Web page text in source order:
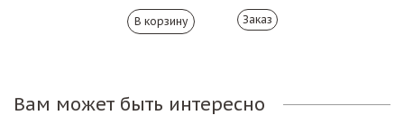
Заказ
Вам может быть интересно